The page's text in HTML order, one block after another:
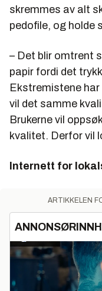
skremmes av alt
pedofile, og holde
– Det blir omtrent
papir fordi det
Ekstremistene
vil det samme
Brukerne vil
kvalitet. Derfor vil
Internett for
ARTIKKELEN